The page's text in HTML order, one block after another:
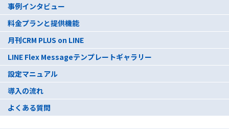
事例インタビュー
料金プランと提供機能
月刊CRM PLUS on LINE
LINE Flex Messageテンプレートギャラリー
設定マニュアル
導入の流れ
よくある質問